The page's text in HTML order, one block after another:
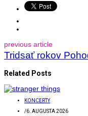
previous article
Tridsať rokov
Related Posts
KONCERTY
/6. AUGUSTA 2026